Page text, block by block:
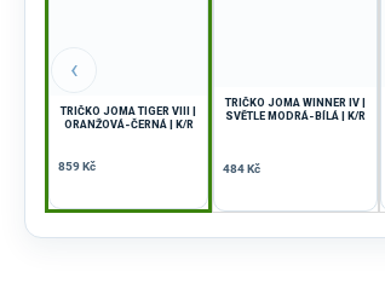
‹
TRIČKO JOMA TIGER VIII |
ORANŽOVÁ-ČERNÁ | K/R
859 Kč
TRIČKO JOMA WINNER IV |
SVĚTLE MODRÁ-BÍLÁ | K/R
484 Kč